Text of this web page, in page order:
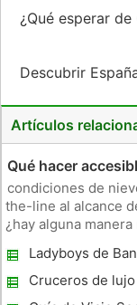
¿Qué esperar
Descubrir
Artículos
Qué hacer
condiciones de
the-line al alcance
¿hay alguna
cultura fértil de
Ladyboys de
Cruceros de